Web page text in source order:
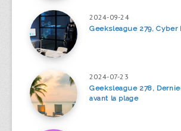
2024-09-24
Geeksleague 279, Cyber
2024-07-23
Geeksleague 278,
avant la plage